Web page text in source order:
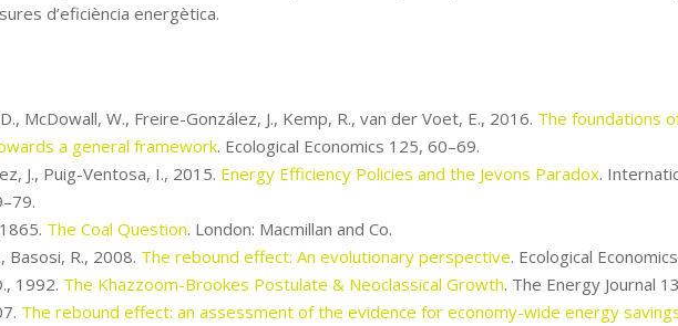
d’eficiència energètica.
McDowall, W., Freire-González, J., Kemp, R., van der Voet, E., 2016. The foundations
a general framework. Ecological Economics 125, 60–69.
J., Puig-Ventosa, I., 2015. Energy Efficiency Policies and the Jevons Paradox.
The Coal Question. London: Macmillan and Co.
Basosi, R., 2008. The rebound effect: An evolutionary perspective. Ecological
1992. The Khazzoom-Brookes Postulate & Neoclassical Growth. The Energy Journal
The rebound effect: an assessment of the evidence for economy-wide energy